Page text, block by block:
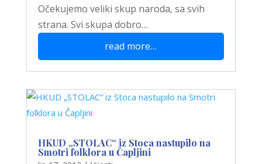
Očekujemo veliki skup naroda, sa svih
strana. Svi skupa dobro…
read more…
HKUD „STOLAC“ iz Stoca nastupilo na
Smotri folklora u Čapljini